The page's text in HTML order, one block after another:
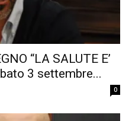
“LA SALUTE E’
3 settembre...
0